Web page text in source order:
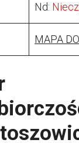
Nd:
MAPA